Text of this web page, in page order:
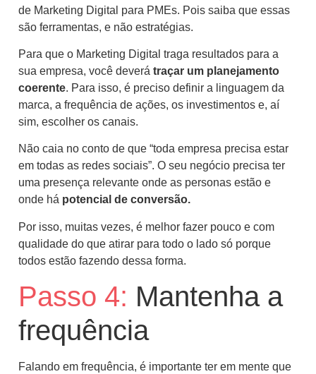
de Marketing Digital para PMEs. Pois saiba que essas
são ferramentas, e não estratégias.
Para que o Marketing Digital traga resultados para a
sua empresa, você deverá traçar um planejamento
coerente. Para isso, é preciso definir a linguagem da
marca, a frequência de ações, os investimentos e, aí
sim, escolher os canais.
Não caia no conto de que “toda empresa precisa estar
em todas as redes sociais”. O seu negócio precisa ter
uma presença relevante onde as personas estão e
onde há potencial de conversão.
Por isso, muitas vezes, é melhor fazer pouco e com
qualidade do que atirar para todo o lado só porque
todos estão fazendo dessa forma.
Passo 4: Mantenha a
frequência
Falando em frequência, é importante ter em mente que